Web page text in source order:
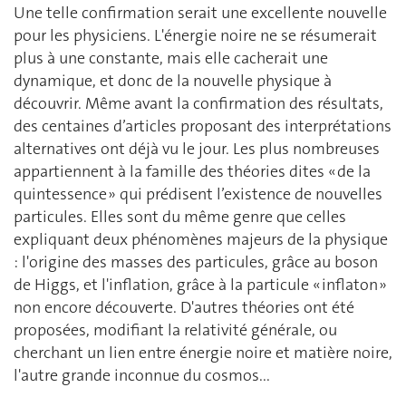
Une telle confirmation serait une excellente nouvelle
pour les physiciens. L'énergie noire ne se résumerait
plus à une constante, mais elle cacherait une
dynamique, et donc de la nouvelle physique à
découvrir. Même avant la confirmation des résultats,
des centaines d’articles proposant des interprétations
alternatives ont déjà vu le jour. Les plus nombreuses
appartiennent à la famille des théories dites « de la
quintessence » qui prédisent l’existence de nouvelles
particules. Elles sont du même genre que celles
expliquant deux phénomènes majeurs de la physique
: l'origine des masses des particules, grâce au boson
de Higgs, et l'inflation, grâce à la particule « inflaton »
non encore découverte. D'autres théories ont été
proposées, modifiant la relativité générale, ou
cherchant un lien entre énergie noire et matière noire,
l'autre grande inconnue du cosmos...